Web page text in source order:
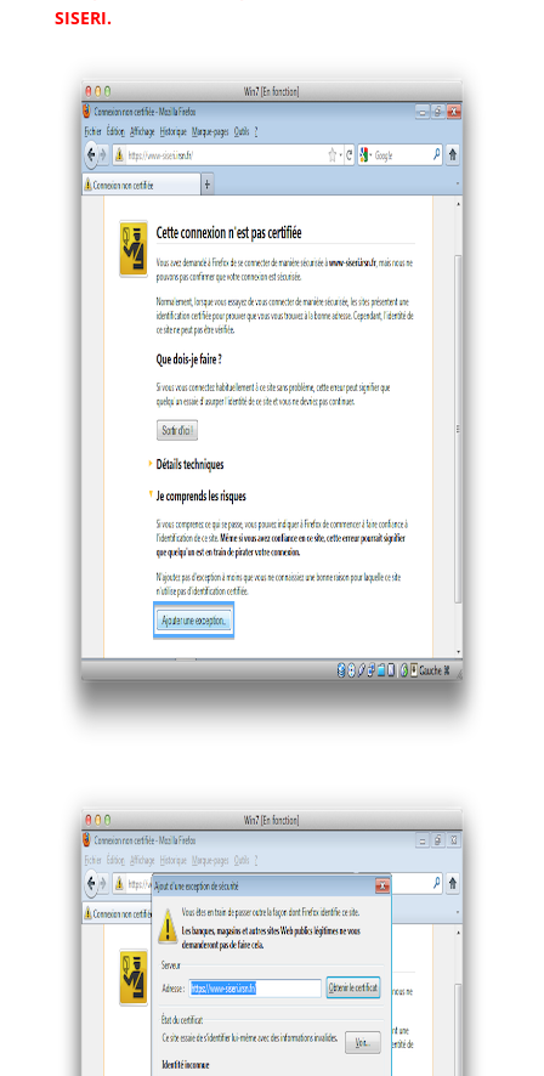
SISERI.